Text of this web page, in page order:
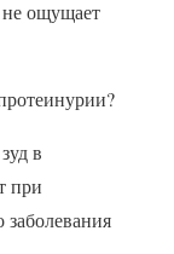
не ощущает
в
при